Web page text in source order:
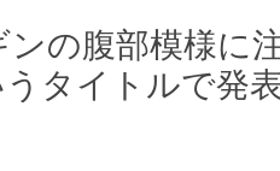
の腹部模様に
タイトルで発